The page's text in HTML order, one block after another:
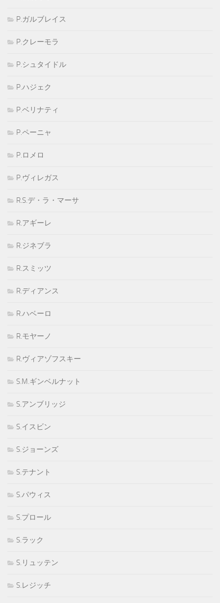
P.ガルブレイス
P.クレーモラ
P.シュタイドル
P.ハジェク
P.ベリナティ
P.ペーニャ
P.ロメロ
P.ヴィレガス
R.S.デ・ラ・マーサ
R.アギーレ
R.ジネブラ
R.スミッツ
R.ディアンス
R.ハベーロ
R.モヤーノ
R.ヴィアゾフスキー
S.M.ギンベルナット
S.アンブリッジ
S.イスビン
S.ジョーンズ
S.テナント
S.パウィス
S.プロール
S.ラック
S.リュッテン
S.レジッチ